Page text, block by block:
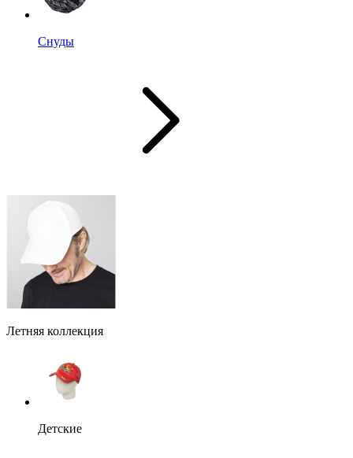
Снуды
Летняя коллекция
Детские